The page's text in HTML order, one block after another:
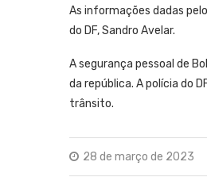
As informações dadas
do DF, Sandro Avelar.
A segurança pessoal de
da república. A polícia do
trânsito.
28 de março de 2023